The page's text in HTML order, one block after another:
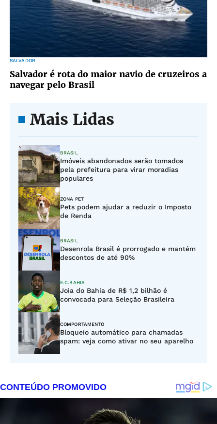
SALVADOR
Salvador é rota do maior navio de cruzeiros a
navegar pelo Brasil
Mais Lidas
BRASIL
Imóveis abandonados serão tomados
pela prefeitura para virar moradias
populares
ZONA PET
Pets podem ajudar a reduzir o Imposto
de Renda
BRASIL
Desenrola Brasil é prorrogado e mantém
descontos de até 90%
E.C.BAHIA
Joia do Bahia de R$ 1,2 bilhão é
convocada para Seleção Brasileira
COMPORTAMENTO
Bloqueio automático para chamadas
spam: veja como ativar no seu aparelho